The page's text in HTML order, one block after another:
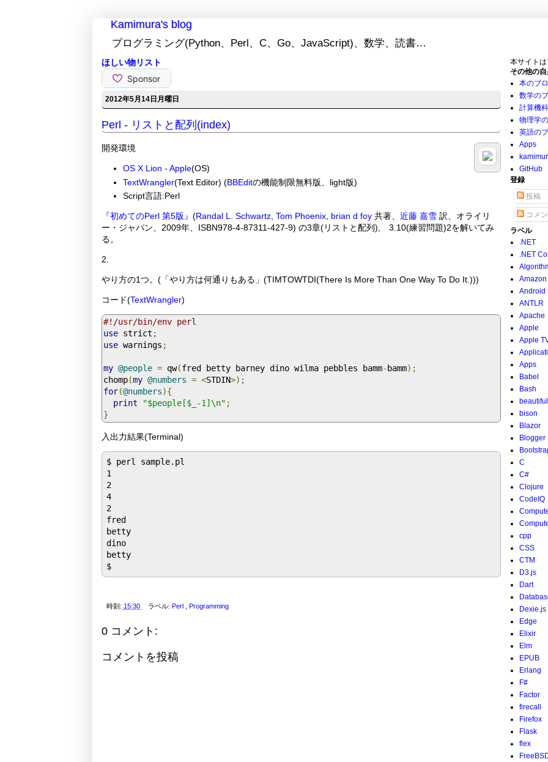
Kamimura's blog
プログラミング(Python、Perl、C、Go、JavaScript)、数学、読書…
ほしい物リスト
2012年5月14日月曜日
Perl - リストと配列(index)
開発環境
OS X Lion - Apple(OS)
TextWrangler(Text Editor) (BBEditの機能制限無料版、light版)
Script言語:Perl
『初めてのPerl 第5版』 (Randal L. Schwartz, Tom Phoenix, brian d foy共著、 近藤 嘉雪訳、オライリ
ー・ジャパン、2009年、ISBN978-4-87311-427-9) の3章(リストと配列), 3.10(練習問題)2を解いてみ
る。
2.
やり方の1つ。(「やり方は何通りもある」(TIMTOWTDI(There Is More Than One Way To Do It.)))
コード(TextWrangler)
#!/usr/bin/env perl
use strict ;
use warnings ;
my @people = qw(fred betty barney dino wilma pebbles bamm- bamm);
chomp(my @numbers = <STDIN>);
for(@numbers){
print
"$people[$_-1]\n" ;
}
入出力結果(Terminal)
$ perl sample.pl
1
2
4
2
fred
betty
dino
betty
$
時刻: 15:30 ラベル:Perl ,Programming
0 コメント:
コメントを投稿
本サイトは
その他の
本のブ
数学の
計算機
物理学
英語の
Apps
GitHub
登録
投稿
コメン
ラベル
.NET
.NET
Amazon
Android
ANTLR
Apache
Apple
Apple
Apps
Babel
Bash
bison
Blazor
Blogger
C
C#
Clojure
CodeIQ
cpp
CSS
CTM
D3.js
Dart
Dexie.js
Edge
Elixir
Elm
EPUB
Erlang
F#
Factor
firecall
Firefox
Flask
flex